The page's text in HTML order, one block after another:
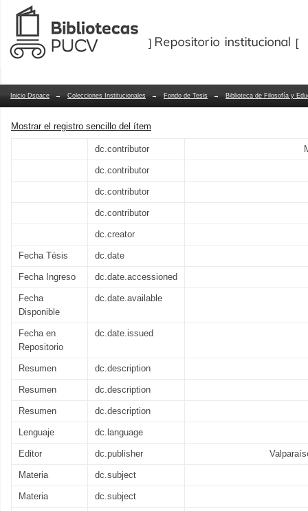
Análisis de los discursos sobre
estamentos involucrados en la
Repositorio Dspace/Manakin
Inicio Dspace → Colecciones Institucionales → Fondo de Tesis → Biblioteca de Filosofía y
Mostrar el registro sencillo del ítem
dc.contributor
dc.contributor
dc.contributor
dc.contributor
dc.creator
Fecha Tésis dc.date
Fecha Ingreso dc.date.accessioned
Fecha
Disponible
dc.date.available
Fecha en
Repositorio
dc.date.issued
Resumen dc.description
Resumen dc.description
Resumen dc.description
Lenguaje dc.language
Editor dc.publisher
Materia dc.subject
Materia dc.subject